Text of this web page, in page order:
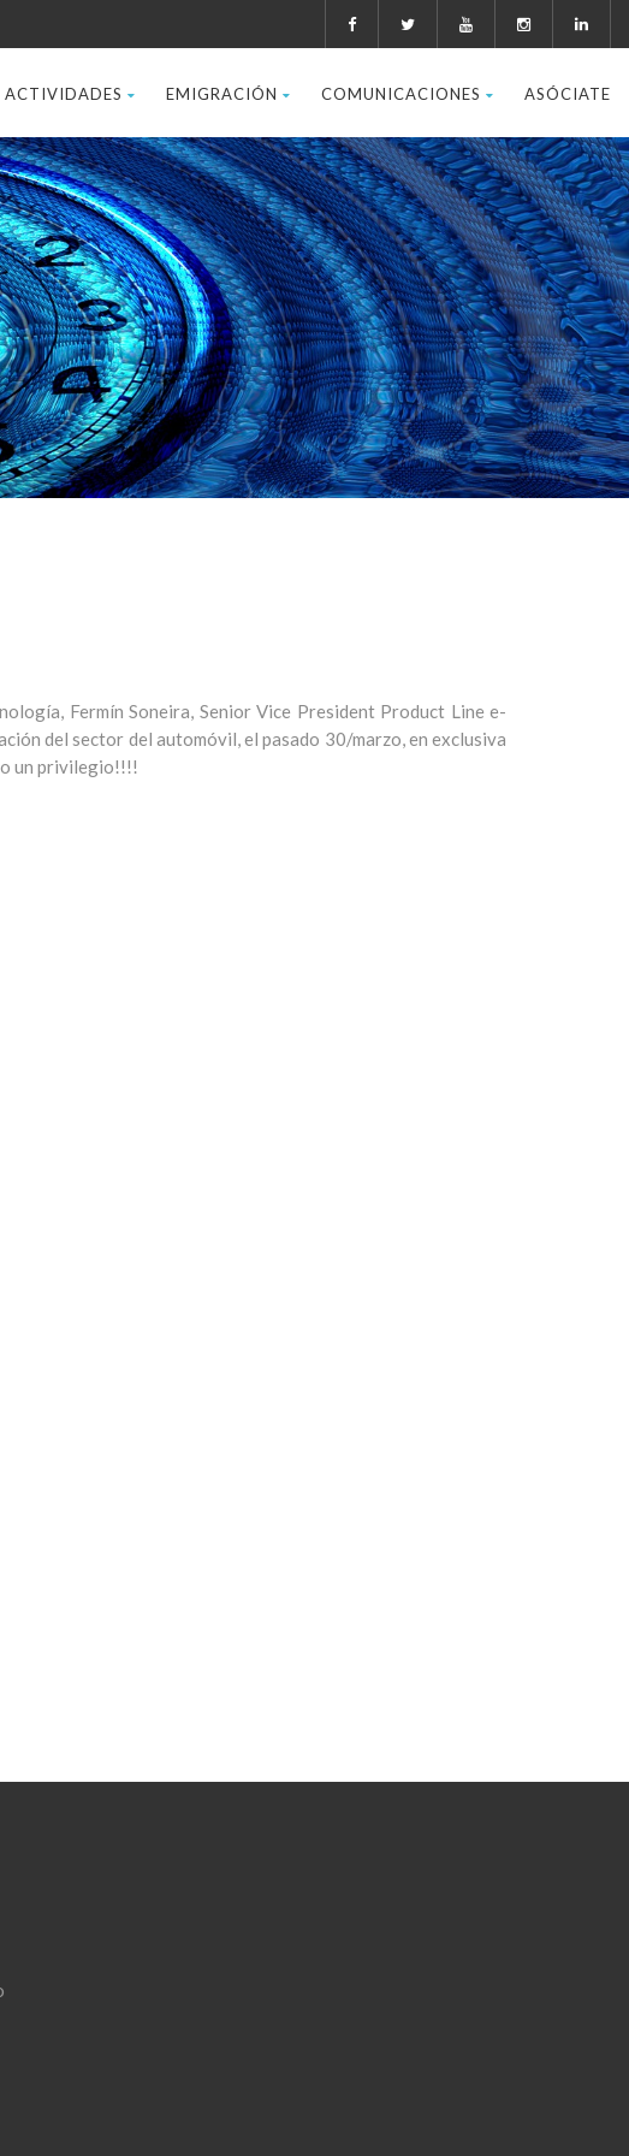
ACTIVIDADES EMIGRACIÓN COMUNICACIONES ASÓCIATE
Fermín Soneira, Senior Vice President Product Line e-
del sector del automóvil, el pasado 30/marzo, en exclusiva
un privilegio!!!!